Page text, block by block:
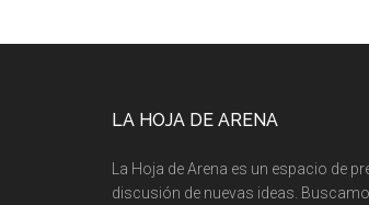
LA HOJA DE ARENA
La Hoja de Arena es un espacio de
discusión de nuevas ideas.